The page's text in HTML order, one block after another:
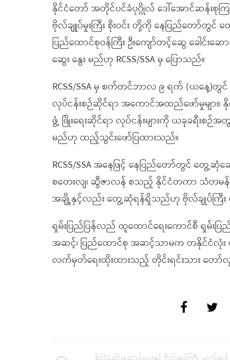
နိုင်ငံတော် အတိုင်ပင်ခံပုဂ္ဂိုလ် ဒေါ်အောင်ဆန်း
ဗိုလ်ချူပ်မှုးကြီး စိုးဝင်း တို့ကို နေပြည်တော်တွ
ပြည်ထောင်စုဝန်ကြီး ဦးကျော်တင့်ဆွေ ခေါင်
ဆွေး နွေး မည်ဟု RCSS/SSA မှ ပြောသည်။
RCSS/SSA မှ စက်တင်ဘာလ ၉ ရက် (ယနေ့)တွ
လုပ်ငန်းစဉ်ဆိုင်ရာ အကောင်အထည်ဖော်မှုများ
ဖွံ့ ဖြိုးရေးဆိုင်ရာ လုပ်ငန်းများကို ယခုခရီးစဉ်အ
မည်ဟု ထည့်သွင်းဖော်ပြထားသည်။
RCSS/SSA အနေဖြင့် နေပြည်တော်တွင် တွေ့ဆုံဆွ
စတေးလျ၊ ဆွီဇာလန် စသည့် နိုင်ငံတကာ သံတမန်မျ
အချို့နှင့်လည်း တွေ့ဆုံရန်ရှိသည်ဟု ဗိုလ်ချုပ်ကြီ
ရှမ်းပြည်ပြန်လည် ထူထောင်ရေးကောင်စီ ရှမ်းပ
အဆင့်၊ ပြည်ထောင်စု အဆင့်သာမက တနိုင်ငံလုံး
လက်မှတ်ရေးထိုးထားသည့် တိုင်းရင်းသား တော်